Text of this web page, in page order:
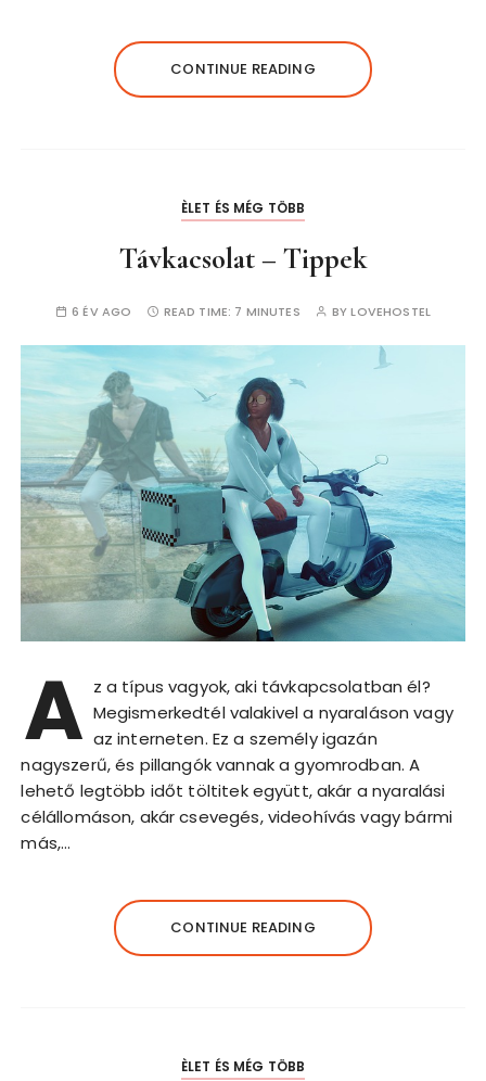
CONTINUE READING
ÈLET ÉS MÉG TÖBB
Távkacsolat – Tippek
6 ÉV AGO READ TIME: 7 MINUTES BYLOVEHOSTEL
A z a típus vagyok, aki távkapcsolatban él?
Megismerkedtél valakivel a nyaraláson vagy
az interneten. Ez a személy igazán
nagyszerű, és pillangók vannak a gyomrodban. A
lehető legtöbb időt töltitek együtt, akár a nyaralási
célállomáson, akár csevegés, videohívás vagy bármi
más,…
CONTINUE READING
ÈLET ÉS MÉG TÖBB